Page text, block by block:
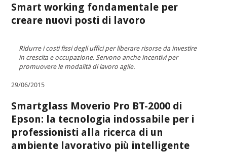
Smart working fondamentale per
creare nuovi posti di lavoro
Ridurre i costi fissi degli uffici per liberare risorse da investire
in crescita e occupazione. Servono anche incentivi per
promuovere le modalità di lavoro agile.
29/06/2015
Smartglass Moverio Pro BT-2000 di
Epson: la tecnologia indossabile per i
professionisti alla ricerca di un
ambiente lavorativo più intelligente